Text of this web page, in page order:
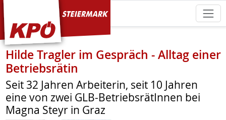
KPÖ Steiermark
Hilde Tragler im Gespräch - Alltag einer
Betriebsrätin
Seit 32 Jahren Arbeiterin, seit 10 Jahren
eine von zwei GLB-BetriebsrätInnen bei
Magna Steyr in Graz